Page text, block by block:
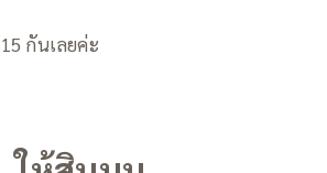
กันเลยค่ะ